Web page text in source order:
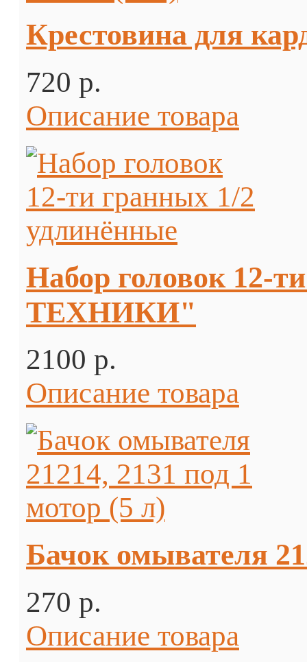
Крестовина для
720 p.
Описание товара
Набор головок 12-
ТЕХНИКИ"
2100 p.
Описание товара
Бачок омывателя
270 p.
Описание товара